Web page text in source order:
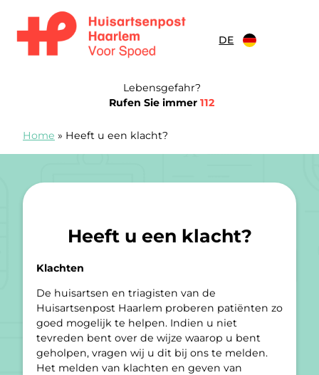
DE
Lebensgefahr?
Rufen Sie immer 112
Home » Heeft u een klacht?
Heeft u een klacht?
Klachten
De huisartsen en triagisten van de
Huisartsenpost Haarlem proberen patiënten zo
goed mogelijk te helpen. Indien u niet
tevreden bent over de wijze waarop u bent
geholpen, vragen wij u dit bij ons te melden.
Het melden van klachten en geven van